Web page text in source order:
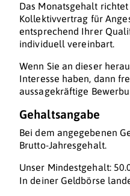
Das Monatsgehalt
Kollektivvertrag für
entsprechend Ihrer
individuell vereinbart.
Wenn Sie an dieser
Interesse haben, dann
aussagekräftige
Gehaltsangabe
Bei dem angegebenen
Brutto-Jahresgehalt.
Unser Mindestgehalt:
In deiner Geldbörse